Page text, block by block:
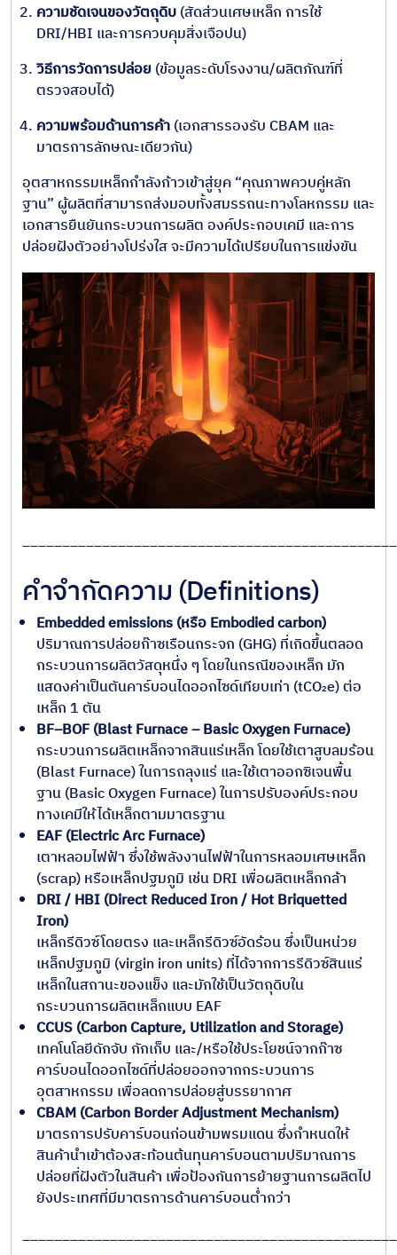
ความชัดเจนของวัตถุดิบ(สัดส่วนเศษเหล็ก การใช้
DRI/HBI และการควบคุมสิ่งเจือปน)
วิธีการวัดการปล่อย(ข้อมูลระดับโรงงาน/ผลิตภัณฑ์ที่
ตรวจสอบได้)
ความพร้อมด้านการค้า(เอกสารรองรับ CBAM และ
มาตรการลักษณะเดียวกัน)
อุตสาหกรรมเหล็กกำลังก้าวเข้าสู่ยุค “คุณภาพควบคู่หลัก
ฐาน” ผู้ผลิตที่สามารถส่งมอบทั้งสมรรถนะทางโลหกรรม และ
เอกสารยืนยันกระบวนการผลิต องค์ประกอบเคมี และการ
ปล่อยฝังตัวอย่างโปร่งใส จะมีความได้เปรียบในการแข่งขัน
คำจำกัดความ (Definitions)
Embedded emissions (หรือ Embodied carbon)
ปริมาณการปล่อยก๊าซเรือนกระจก (GHG) ที่เกิดขึ้นตลอด
กระบวนการผลิตวัสดุหนึ่ง ๆ โดยในกรณีของเหล็ก มัก
แสดงค่าเป็นตันคาร์บอนไดออกไซด์เทียบเท่า (tCO₂e) ต่อ
เหล็ก 1 ตัน
BF–BOF (Blast Furnace – Basic Oxygen Furnace)
กระบวนการผลิตเหล็กจากสินแร่เหล็ก โดยใช้เตาสูบลมร้อน
(Blast Furnace) ในการถลุงแร่ และใช้เตาออกซิเจนพื้น
ฐาน (Basic Oxygen Furnace) ในการปรับองค์ประกอบ
ทางเคมีให้ได้เหล็กตามมาตรฐาน
EAF (Electric Arc Furnace)
เตาหลอมไฟฟ้า ซึ่งใช้พลังงานไฟฟ้าในการหลอมเศษเหล็ก
(scrap) หรือเหล็กปฐมภูมิ เช่น DRI เพื่อผลิตเหล็กกล้า
DRI / HBI (Direct Reduced Iron / Hot Briquetted
Iron)
เหล็กรีดิวซ์โดยตรง และเหล็กรีดิวซ์อัดร้อน ซึ่งเป็นหน่วย
เหล็กปฐมภูมิ (virgin iron units) ที่ได้จากการรีดิวซ์สินแร่
เหล็กในสถานะของแข็ง และมักใช้เป็นวัตถุดิบใน
กระบวนการผลิตเหล็กแบบ EAF
CCUS (Carbon Capture, Utilization and Storage)
เทคโนโลยีดักจับ กักเก็บ และ/หรือใช้ประโยชน์จากก๊าซ
คาร์บอนไดออกไซด์ที่ปล่อยออกจากกระบวนการ
อุตสาหกรรม เพื่อลดการปล่อยสู่บรรยากาศ
CBAM (Carbon Border Adjustment Mechanism)
มาตรการปรับคาร์บอนก่อนข้ามพรมแดน ซึ่งกำหนดให้
สินค้านำเข้าต้องสะท้อนต้นทุนคาร์บอนตามปริมาณการ
ปล่อยที่ฝังตัวในสินค้า เพื่อป้องกันการย้ายฐานการผลิตไป
ยังประเทศที่มีมาตรการด้านคาร์บอนต่ำกว่า